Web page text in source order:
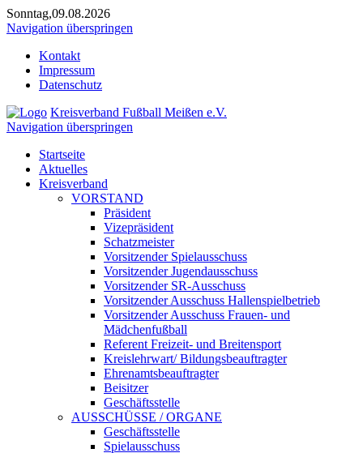
Sonntag,09.08.2026
Navigation überspringen
Kontakt
Impressum
Datenschutz
Kreisverband Fußball Meißen e.V.
Navigation überspringen
Startseite
Aktuelles
Kreisverband
VORSTAND
Präsident
Vizepräsident
Schatzmeister
Vorsitzender Spielausschuss
Vorsitzender Jugendausschuss
Vorsitzender SR-Ausschuss
Vorsitzender Ausschuss Hallenspielbetrieb
Vorsitzender Ausschuss Frauen- und
Mädchenfußball
Referent Freizeit- und Breitensport
Kreislehrwart/ Bildungsbeauftragter
Ehrenamtsbeauftragter
Beisitzer
Geschäftsstelle
AUSSCHÜSSE / ORGANE
Geschäftsstelle
Spielausschuss